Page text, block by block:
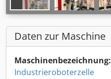
Daten zur Maschine
Maschinenbezeichnung:
Industrieroboterzelle